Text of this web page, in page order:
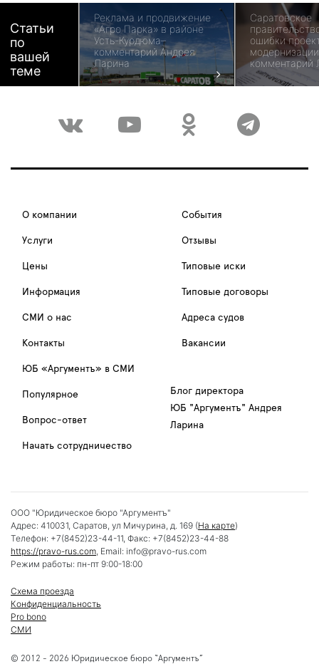
Статьи
по
вашей
теме
Реклама и продвижение
«Агро Парка» в районе
Усть-Курдюма–
комментарий Андрея
Ларина
Саратовское
ошибки
комментарий
О компании
Услуги
Цены
Информация
СМИ о нас
Контакты
События
Отзывы
Типовые иски
Типовые договоры
Адреса судов
Вакансии
ЮБ «Аргументъ» в СМИ
Популярное
Вопрос-ответ
Начать сотрудничество
Блог директора
ЮБ "Аргументъ" Андрея
Ларина
© 2012 - 2026 Юридическое бюро “Аргументъ”
ООО "Юридическое бюро "Аргументъ"
Адрес: 410031, Саратов, ул Мичурина, д. 169 (На карте)
Телефон: +7(8452)23-44-11, Факс: +7(8452)23-44-88
https://pravo-rus.com, Email: info@pravo-rus.com
Режим работы: пн-пт 9:00-18:00
Схема проезда
Конфиденциальность
Pro bono
СМИ